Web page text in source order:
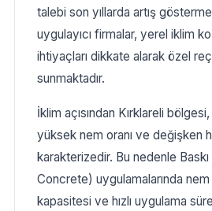
talebi son yıllarda artış
uygulayıcı firmalar, yerel iklim
ihtiyaçları dikkate alarak özel
sunmaktadır.
İklim açısından Kırklareli
yüksek nem oranı ve değişken
karakterizedir. Bu nedenle
Concrete) uygulamalarında nem
kapasitesi ve hızlı uygulama